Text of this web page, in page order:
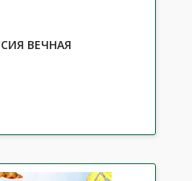
ВЕЧНАЯ